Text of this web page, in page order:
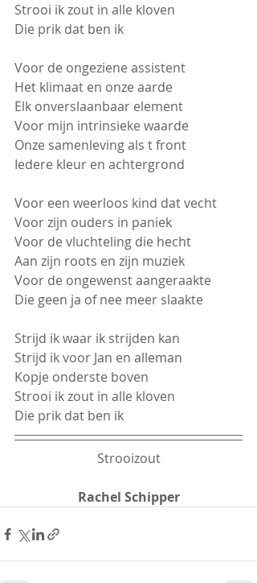
Strooi ik zout in alle kloven
Die prik dat ben ik
Voor de ongeziene assistent
Het klimaat en onze aarde
Elk onverslaanbaar element
Voor mijn intrinsieke waarde
Onze samenleving als t front
Iedere kleur en achtergrond
Voor een weerloos kind dat vecht
Voor zijn ouders in paniek
Voor de vluchteling die hecht
Aan zijn roots en zijn muziek
Voor de ongewenst aangeraakte
Die geen ja of nee meer slaakte
Strijd ik waar ik strijden kan
Strijd ik voor Jan en alleman
Kopje onderste boven
Strooi ik zout in alle kloven
Die prik dat ben ik
Strooizout
Rachel Schipper